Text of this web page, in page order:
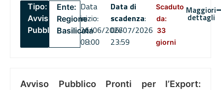
Tipo:
Avviso
Pubblico
Ente:
Regione
Basilicata
Data
inizio:
26/06/2026
08:00
Data di
scadenza:
06/07/2026
23:59
Scaduto
da:
33
giorni
Maggiori
dettagli
Avviso Pubblico Pronti per l’Export: